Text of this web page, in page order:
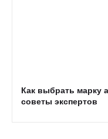
Как выбрать марку
советы экспертов